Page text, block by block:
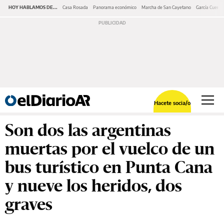
HOY HABLAMOS DE... Casa Rosada Panorama económico Marcha de San Cayetano García Cuerva
Hacete socia/o
Son dos las argentinas
muertas por el vuelco de un
bus turístico en Punta Cana
y nueve los heridos, dos
graves